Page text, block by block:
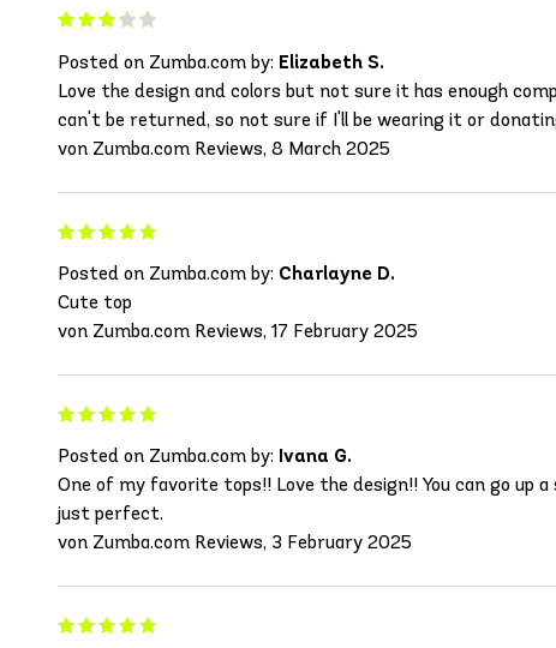
Posted on Zumba.com by: Elizabeth S.
Love the design and colors but not sure it has enough
can't be returned, so not sure if I'll be wearing it or
von Zumba.com Reviews, 8 March 2025
Posted on Zumba.com by: Charlayne D.
Cute top
von Zumba.com Reviews, 17 February 2025
Posted on Zumba.com by: Ivana G.
One of my favorite tops!! Love the design!! You can go
just perfect.
von Zumba.com Reviews, 3 February 2025